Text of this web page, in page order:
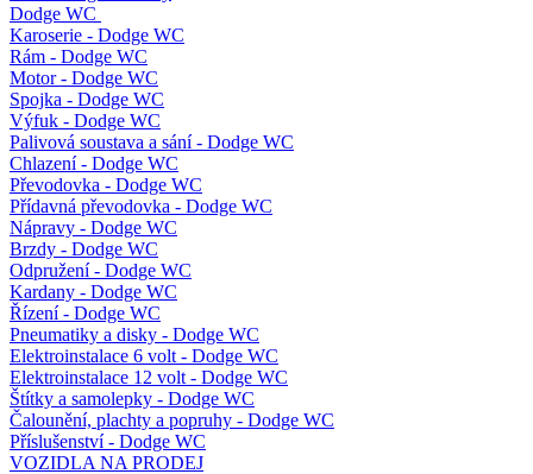
Dodge WC
Karoserie - Dodge WC
Rám - Dodge WC
Motor - Dodge WC
Spojka - Dodge WC
Výfuk - Dodge WC
Palivová soustava a sání - Dodge WC
Chlazení - Dodge WC
Převodovka - Dodge WC
Přídavná převodovka - Dodge WC
Nápravy - Dodge WC
Brzdy - Dodge WC
Odpružení - Dodge WC
Kardany - Dodge WC
Řízení - Dodge WC
Pneumatiky a disky - Dodge WC
Elektroinstalace 6 volt - Dodge WC
Elektroinstalace 12 volt - Dodge WC
Štítky a samolepky - Dodge WC
Čalounění, plachty a popruhy - Dodge WC
Příslušenství - Dodge WC
VOZIDLA NA PRODEJ